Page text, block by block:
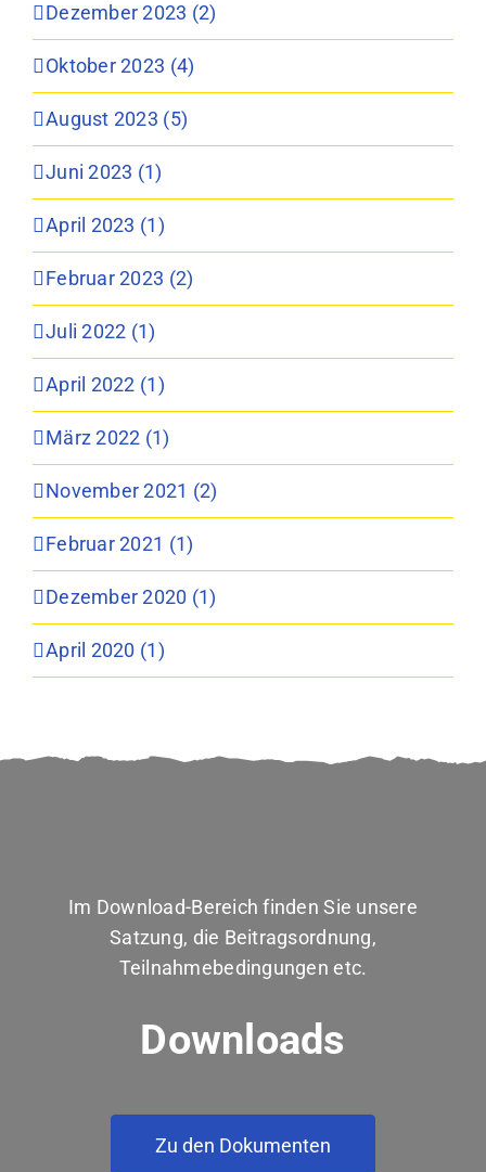
Dezember 2023 (2)
Oktober 2023 (4)
August 2023 (5)
Juni 2023 (1)
April 2023 (1)
Februar 2023 (2)
Juli 2022 (1)
April 2022 (1)
März 2022 (1)
November 2021 (2)
Februar 2021 (1)
Dezember 2020 (1)
April 2020 (1)
Im Download-Bereich finden Sie unsere
Satzung, die Beitragsordnung,
Teilnahmebedingungen etc.
Downloads
Zu den Dokumenten